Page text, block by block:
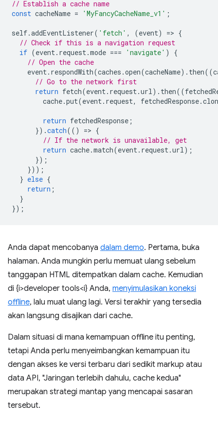
// Establish a cache name
const cacheName = 'MyFancyCacheName_v1' ;
self.addEventListener( 'fetch' , (event) => {
// Check if this is a navigation request
if (event. request.mode === 'navigate' )
{
// Open the cache
event. respondWith(caches .open(cacheName). then((
// Go to the network first
return fetch(event. request.url). then((
cache.put(event. request, fetchedResponse.
return fetchedResponse ;
}).catch(() => {
// If the network is unavailable, get
return cache.match(event. request.url);
});
}));
} else {
return ;
}
});
Anda dapat mencobanya dalam demo. Pertama, buka
halaman. Anda mungkin perlu memuat ulang sebelum
tanggapan HTML ditempatkan dalam cache. Kemudian
di {i>developer tools<i} Anda, menyimulasikan koneksi
offline, lalu muat ulang lagi. Versi terakhir yang tersedia
akan langsung disajikan dari cache.
Dalam situasi di mana kemampuan offline itu penting,
tetapi Anda perlu menyeimbangkan kemampuan itu
dengan akses ke versi terbaru dari sedikit markup atau
data API, "Jaringan terlebih dahulu, cache kedua"
merupakan strategi mantap yang mencapai sasaran
tersebut.